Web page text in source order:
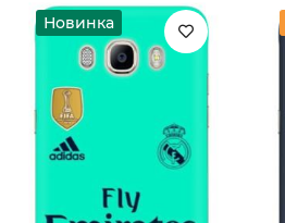
Новинка